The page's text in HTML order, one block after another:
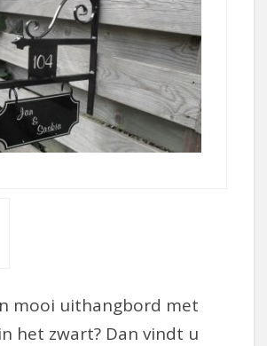
mooi uithangbord met
het zwart? Dan vindt u